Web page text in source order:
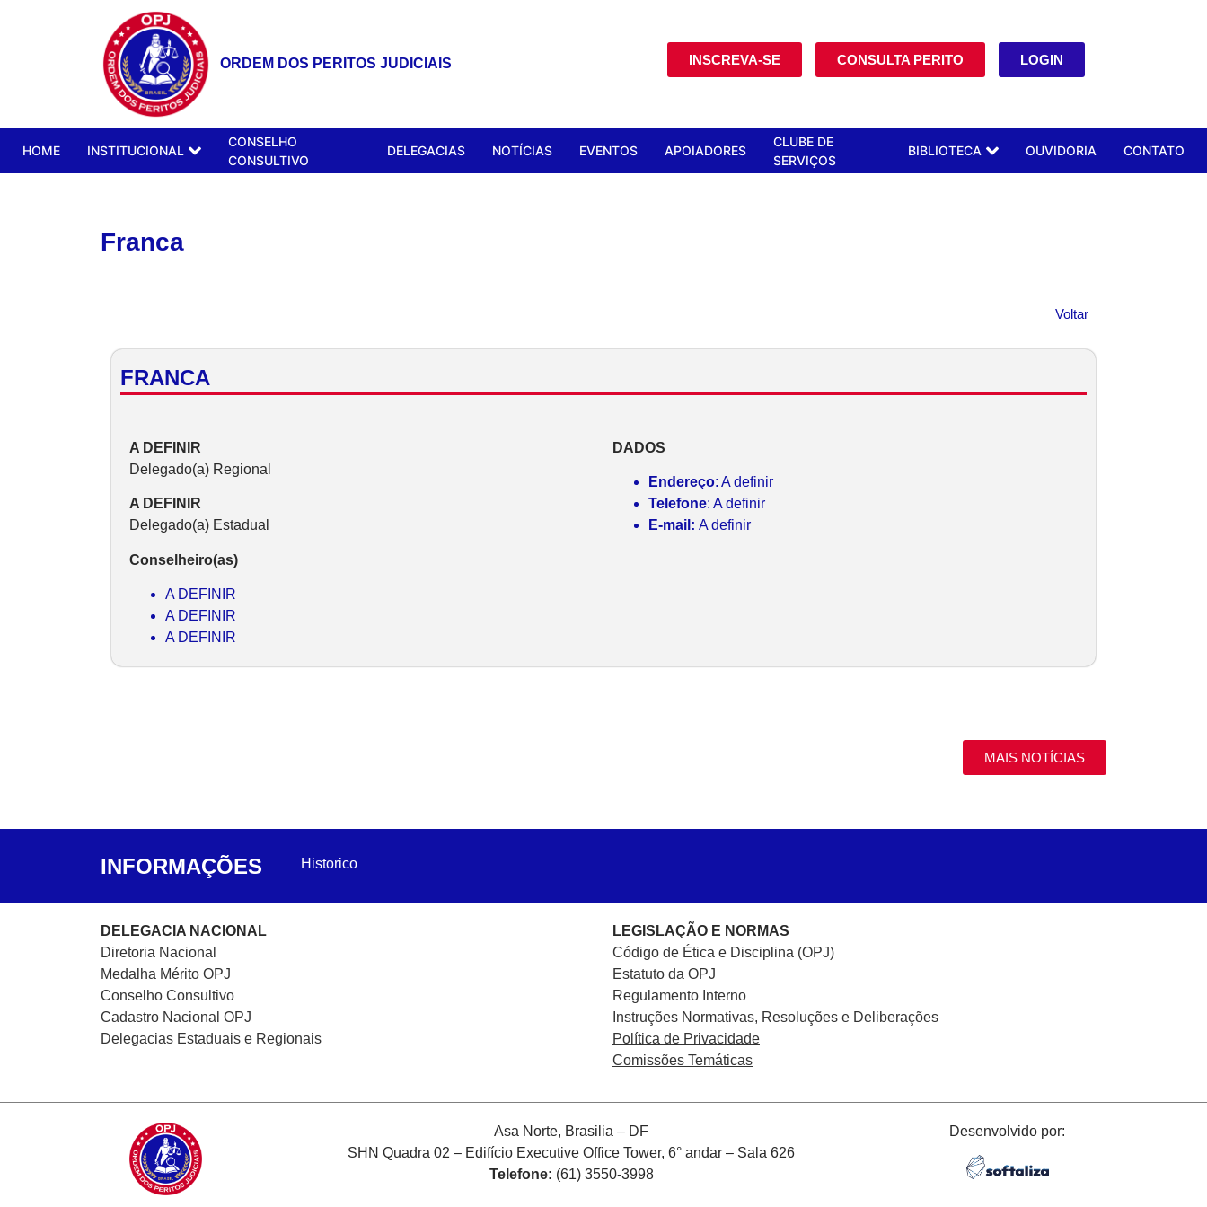
ORDEM DOS PERITOS JUDICIAIS INSCREVA-SE CONSULTA PERITO LOGIN
HOME INSTITUCIONAL
CONSELHO
CONSULTIVO
DELEGACIAS NOTÍCIAS EVENTOS APOIADORES
CLUBE DE
SERVIÇOS
BIBLIOTECA OUVIDORIA CONTATO
Franca
Voltar
FRANCA
A DEFINIR
Delegado(a) Regional
A DEFINIR
Delegado(a) Estadual
Conselheiro(as)
A DEFINIR
A DEFINIR
A DEFINIR
DADOS
Endereço: A definir
Telefone: A definir
E-mail: A definir
MAIS NOTÍCIAS
INFORMAÇÕES Historico
DELEGACIA NACIONAL
Diretoria Nacional
Medalha Mérito OPJ
Conselho Consultivo
Cadastro Nacional OPJ
Delegacias Estaduais e Regionais
LEGISLAÇÃO E NORMAS
Código de Ética e Disciplina (OPJ)
Estatuto da OPJ
Regulamento Interno
Instruções Normativas, Resoluções e Deliberações
Política de Privacidade
Comissões Temáticas
Asa Norte, Brasilia – DF
SHN Quadra 02 – Edifício Executive Office Tower, 6° andar – Sala 626
Telefone: (61) 3550-3998
Desenvolvido por: